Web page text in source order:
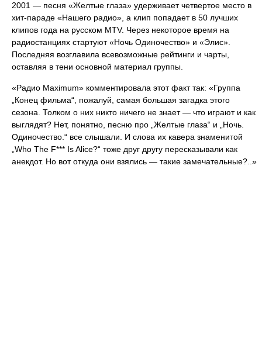
2001 — песня «Желтые глаза» удерживает четвертое место в
хит-параде «Нашего радио», а клип попадает в 50 лучших
клипов года на русском MTV. Через некоторое время на
радиостанциях стартуют «Ночь Одиночество» и «Элис».
Последняя возглавила всевозможные рейтинги и чарты,
оставляя в тени основной материал группы.
«Радио Maximum» комментировала этот факт так: «Группа
„Конец фильма“, пожалуй, самая большая загадка этого
сезона. Толком о них никто ничего не знает — что играют и как
выглядят? Нет, понятно, песню про „Желтые глаза“ и „Ночь.
Одиночество.“ все слышали. И слова их кавера знаменитой
„Who The F*** Is Alice?“ тоже друг другу пересказывали как
анекдот. Но вот откуда они взялись — такие замечательные?..»